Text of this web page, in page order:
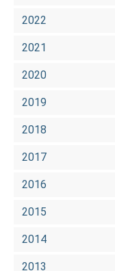
2022
2021
2020
2019
2018
2017
2016
2015
2014
2013